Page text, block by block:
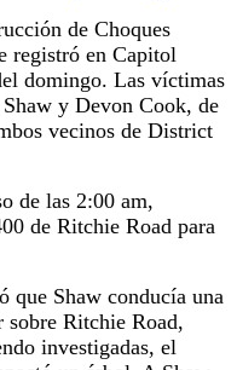
de Choques
registró en Capitol
domingo. Las víctimas
y Devon Cook, de
vecinos de District
de las 2:00 am,
de Ritchie Road para
que Shaw conducía una
sobre Ritchie Road,
investigadas, el